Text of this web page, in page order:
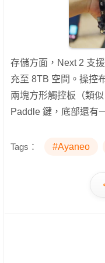
存儲方面，Next 2 支
充至 8TB 空間。操控
兩塊方形觸控板（類
Paddle 鍵，底部還有
Tags： #Ayaneo